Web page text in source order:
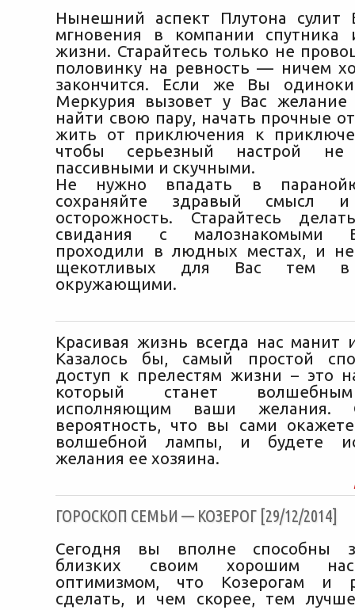
Нынешний аспект Плутона сулит
мгновения в компании спутника
жизни. Старайтесь только не
половинку на ревность — ничем
закончится. Если же Вы
Меркурия вызовет у Вас желание
найти свою пару, начать прочные
жить от приключения к
чтобы серьезный настрой
пассивными и скучными.
Не нужно впадать в
сохраняйте здравый смысл и
осторожность. Старайтесь
свидания с малознакомыми
проходили в людных местах, и не
щекотливых для Вас тем
окружающими.
Красивая жизнь всегда нас манит
Казалось бы, самый простой
доступ к прелестям жизни – это
который станет
исполняющим ваши желания.
вероятность, что вы сами
волшебной лампы, и будете
желания ее хозяина.
ГОРОСКОП СЕМЬИ — КОЗЕРОГ [29/12/2014]
Сегодня вы вполне способны
близких своим хорошим
оптимизмом, что Козерогам и
сделать, и чем скорее, тем